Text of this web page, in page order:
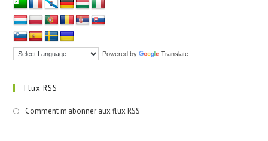
Powered by Translate
Flux RSS
Comment m'abonner aux flux RSS